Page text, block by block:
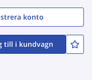
konto
till i kundvagn